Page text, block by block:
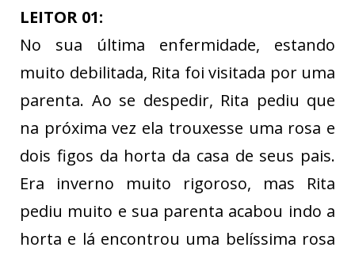
LEITOR 01:
No sua última enfermidade, estando
muito debilitada, Rita foi visitada por uma
parenta. Ao se despedir, Rita pediu que
na próxima vez ela trouxesse uma rosa e
dois figos da horta da casa de seus pais.
Era inverno muito rigoroso, mas Rita
pediu muito e sua parenta acabou indo a
horta e lá encontrou uma belíssima rosa